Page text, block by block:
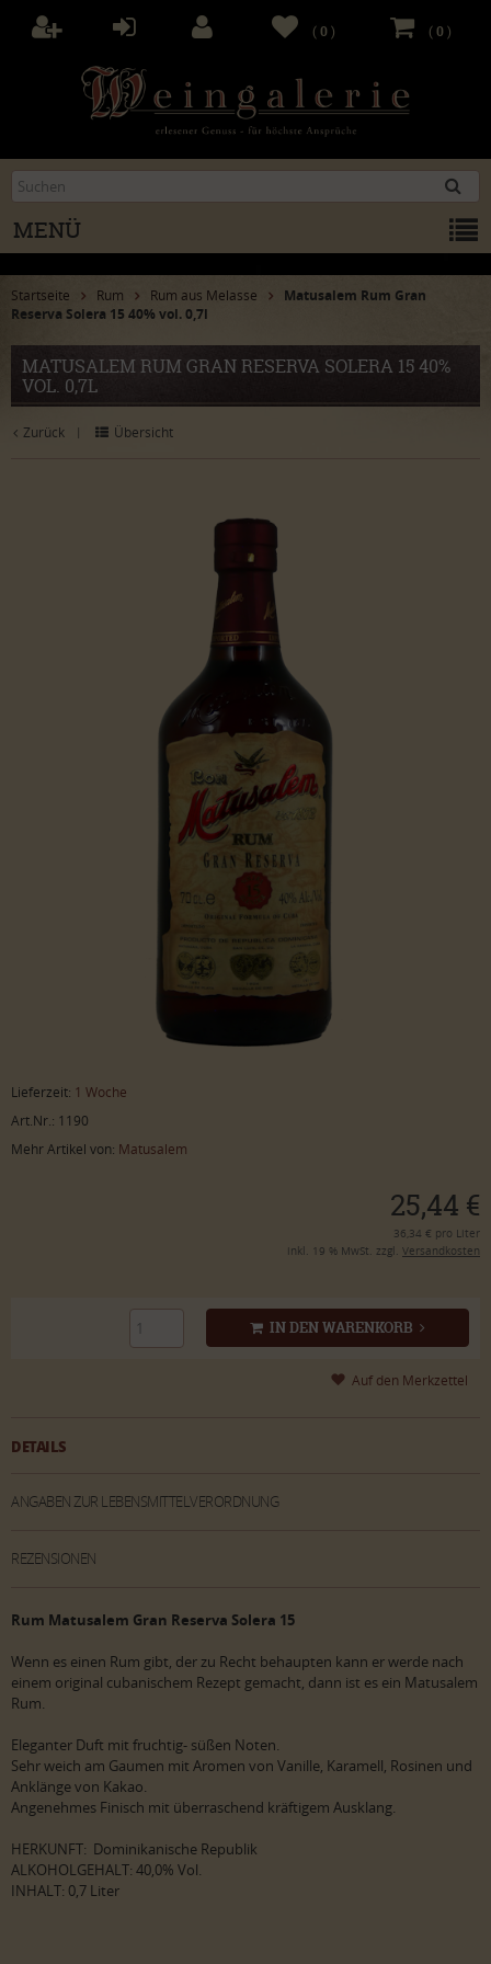
(0 )
(0 )
MENÜ
Startseite Rum Rum aus Melasse
Matusalem Rum Gran
Reserva Solera 15 40% vol. 0,7l
MATUSALEM RUM GRAN RESERVA SOLERA 15 40%
VOL. 0,7L
Zurück | Übersicht
Lieferzeit: 1 Woche
Art.Nr.: 1190
Mehr Artikel von: Matusalem
25,44 €
36,34 € pro Liter
inkl. 19 % MwSt. zzgl. Versandkosten
IN DEN WARENKORB
DETAILS
ANGABEN ZUR LEBENSMITTELVERORDNUNG
REZENSIONEN
Rum Matusalem Gran Reserva Solera 15
Wenn es einen Rum gibt, der zu Recht behaupten kann er werde nach
einem original cubanischem Rezept gemacht, dann ist es ein Matusalem
Rum.
Eleganter Duft mit fruchtig- süßen Noten.
Sehr weich am Gaumen mit Aromen von Vanille, Karamell, Rosinen und
Anklänge von Kakao.
Angenehmes Finisch mit überraschend kräftigem Ausklang.
HERKUNFT: Dominikanische Republik
ALKOHOLGEHALT: 40,0% Vol.
INHALT: 0,7 Liter